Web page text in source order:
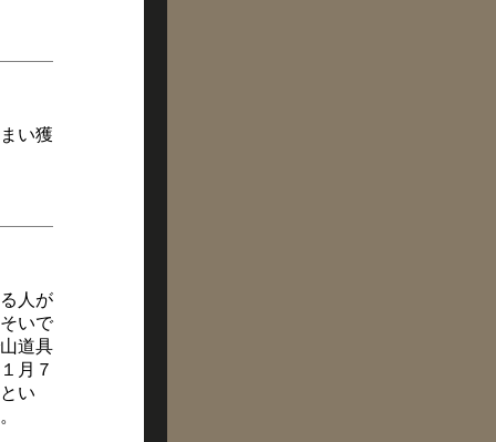
い獲
人が
いで
道具
月７
い